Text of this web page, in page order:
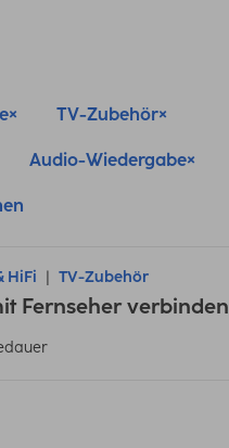
TV-Zubehör
Audio-Wiedergabe
HiFi TV-Zubehör
Fernseher verbinden